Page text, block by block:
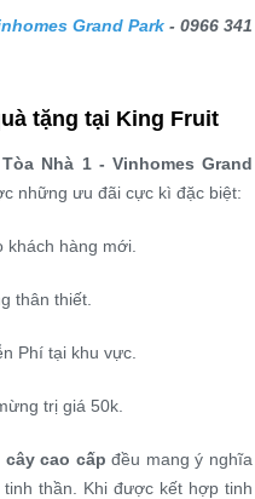
Grand Park- 0966 341
tặng tại King Fruit
Tòa Nhà 1 - Vinhomes Grand
những ưu đãi cực kì đặc biệt:
khách hàng mới.
thân thiết.
Phí tại khu vực.
trị giá 50k.
cao cấp đều mang ý nghĩa
thần. Khi được kết hợp tinh